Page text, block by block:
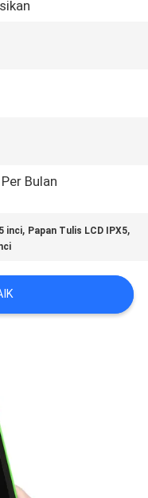
Bulan
inci, Papan Tulis LCD IPX5,